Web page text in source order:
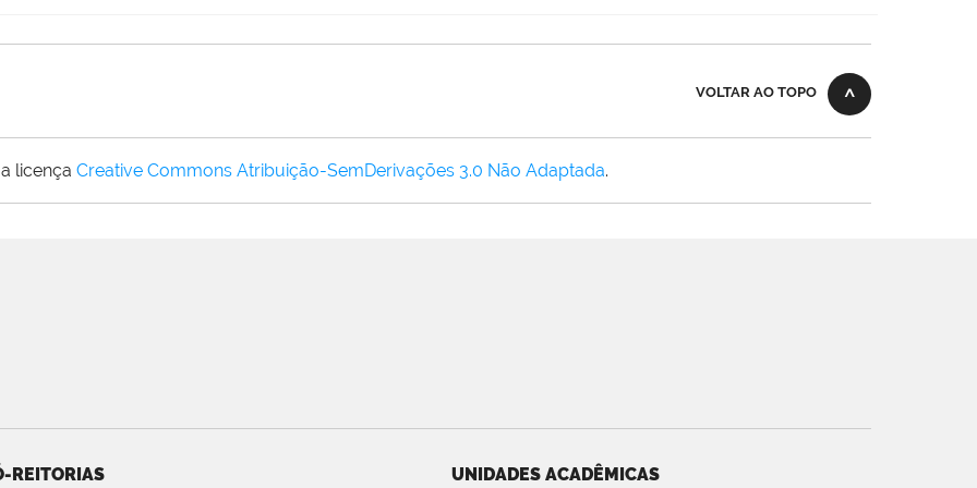
VOLTAR AO TOPO
licença Creative Commons Atribuição-SemDerivações 3.0 Não Adaptada.
REITORIAS UNIDADES ACADÊMICAS